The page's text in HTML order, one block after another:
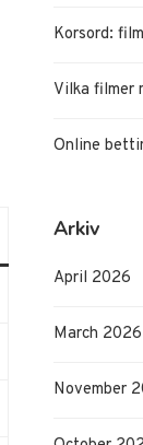
Korsord:
Vilka filmer
Online
Arkiv
April 2026
March 2026
November